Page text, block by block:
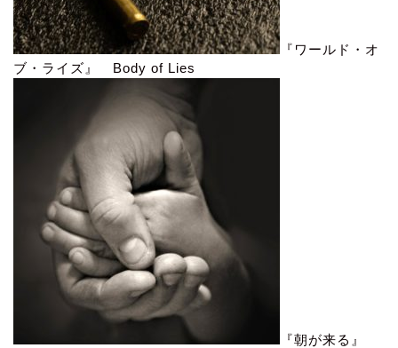
『ワールド・オ
ブ・ライズ』 Body of Lies
『朝が来る』